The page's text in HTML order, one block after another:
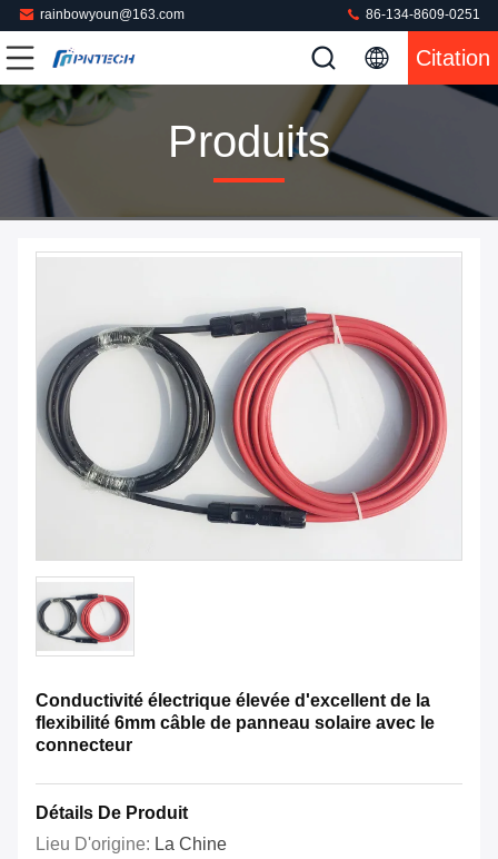
rainbowyoun@163.com 86-134-8609-0251
Citation
Produits
Conductivité électrique élevée d'excellent de la
flexibilité 6mm câble de panneau solaire avec le
connecteur
Détails De Produit
Lieu D'origine: La Chine